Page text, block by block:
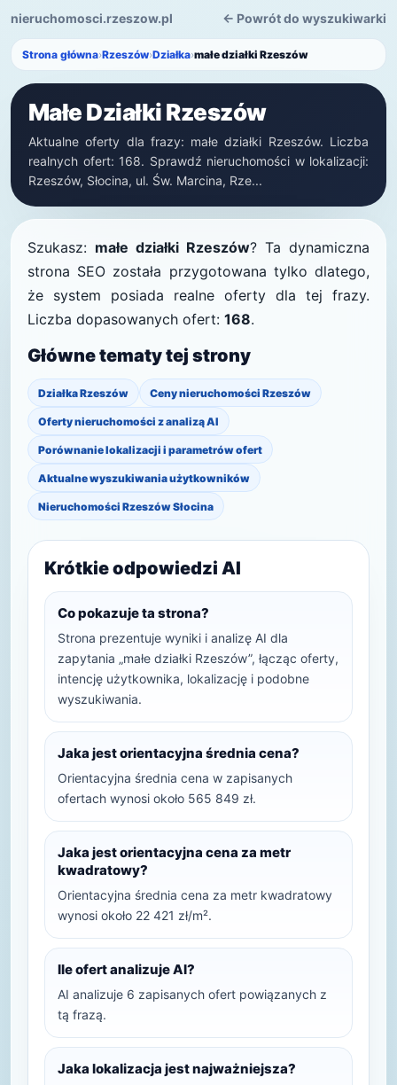
nieruchomosci.rzeszow.pl ← Powrót do wyszukiwarki
Strona główna›Rzeszów›Działka›małe działki Rzeszów
Małe Działki Rzeszów
Aktualne oferty dla frazy: małe działki Rzeszów. Liczba
realnych ofert: 168. Sprawdź nieruchomości w lokalizacji:
Rzeszów, Słocina, ul. Św. Marcina, Rze...
Szukasz: małe działki Rzeszów? Ta dynamiczna
strona SEO została przygotowana tylko dlatego,
że system posiada realne oferty dla tej frazy.
Liczba dopasowanych ofert: 168.
Główne tematy tej strony
Działka Rzeszów Ceny nieruchomości Rzeszów
Oferty nieruchomości z analizą AI
Porównanie lokalizacji i parametrów ofert
Aktualne wyszukiwania użytkowników
Nieruchomości Rzeszów Słocina
Krótkie odpowiedzi AI
Co pokazuje ta strona?
Strona prezentuje wyniki i analizę AI dla
zapytania „małe działki Rzeszów”, łącząc oferty,
intencję użytkownika, lokalizację i podobne
wyszukiwania.
Jaka jest orientacyjna średnia cena?
Orientacyjna średnia cena w zapisanych
ofertach wynosi około 565 849 zł.
Jaka jest orientacyjna cena za metr
kwadratowy?
Orientacyjna średnia cena za metr kwadratowy
wynosi około 22 421 zł/m².
Ile ofert analizuje AI?
AI analizuje 6 zapisanych ofert powiązanych z
tą frazą.
Jaka lokalizacja jest najważniejsza?